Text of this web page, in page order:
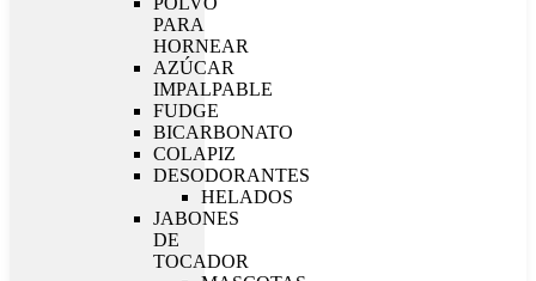
PARA
HORNEAR
AZÚCAR
IMPALPABLE
FUDGE
BICARBONATO
COLAPIZ
DESODORANTES
HELADOS
JABONES
DE
TOCADOR